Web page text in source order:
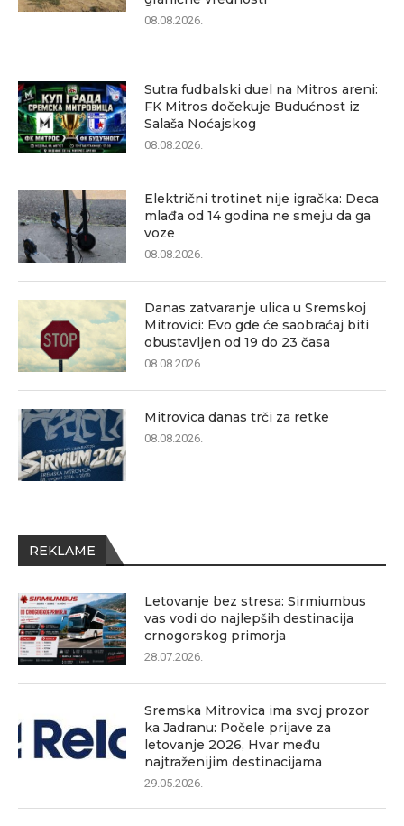
08.08.2026.
Sutra fudbalski duel na Mitros areni:
FK Mitros dočekuje Budućnost iz
Salaša Noćajskog
08.08.2026.
Električni trotinet nije igračka: Deca
mlađa od 14 godina ne smeju da ga
voze
08.08.2026.
Danas zatvaranje ulica u Sremskoj
Mitrovici: Evo gde će saobraćaj biti
obustavljen od 19 do 23 časa
08.08.2026.
Mitrovica danas trči za retke
08.08.2026.
REKLAME
Letovanje bez stresa: Sirmiumbus
vas vodi do najlepših destinacija
crnogorskog primorja
28.07.2026.
Sremska Mitrovica ima svoj prozor
ka Jadranu: Počele prijave za
letovanje 2026, Hvar među
najtraženijim destinacijama
29.05.2026.